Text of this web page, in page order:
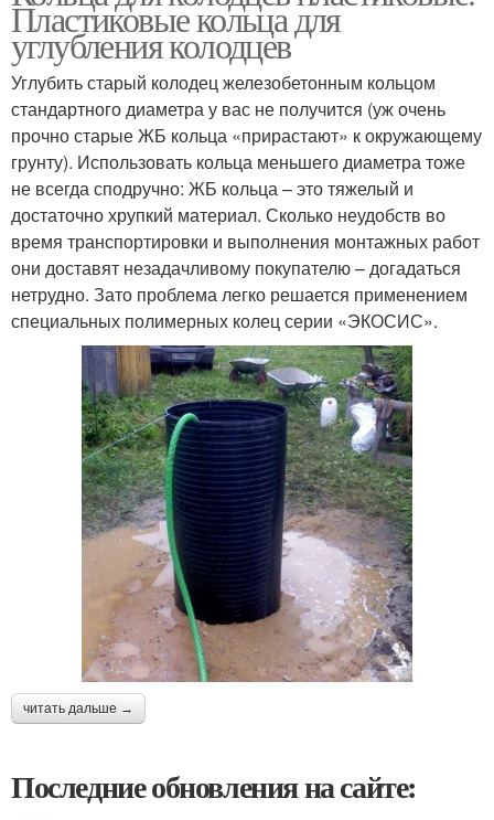
Пластиковые кольца для
углубления колодцев
Углубить старый колодец железобетонным кольцом
стандартного диаметра у вас не получится (уж очень
прочно старые ЖБ кольца «прирастают» к окружающему
грунту). Использовать кольца меньшего диаметра тоже
не всегда сподручно: ЖБ кольца – это тяжелый и
достаточно хрупкий материал. Сколько неудобств во
время транспортировки и выполнения монтажных работ
они доставят незадачливому покупателю – догадаться
нетрудно. Зато проблема легко решается применением
специальных полимерных колец серии «ЭКОСИС».
читать дальше →
Последние обновления на сайте: